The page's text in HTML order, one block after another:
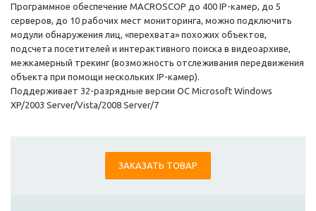
Программное обеспечение MACROSCOP до 400 IP-камер, до 5
серверов, до 10 рабочих мест мониторинга, можно подключить
модули обнаружения лиц, «перехвата» похожих объектов,
подсчета посетителей и интерактивного поиска в видеоархиве,
межкамерный трекинг (возможность отслеживания передвижения
объекта при помощи нескольких IP-камер).
Поддерживает 32-разрядные версии ОС Microsoft Windows
XP/2003 Server/Vista/2008 Server/7
ЗАКАЗАТЬ ТОВАР